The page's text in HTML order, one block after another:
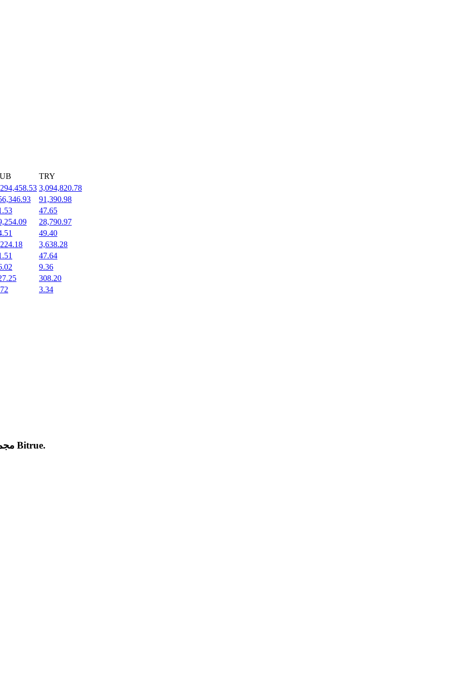
TRY
3,094,820.78
91,390.98
47.65
28,790.97
49.40
3,638.28
47.64
9.36
308.20
3.34
Bitrue.